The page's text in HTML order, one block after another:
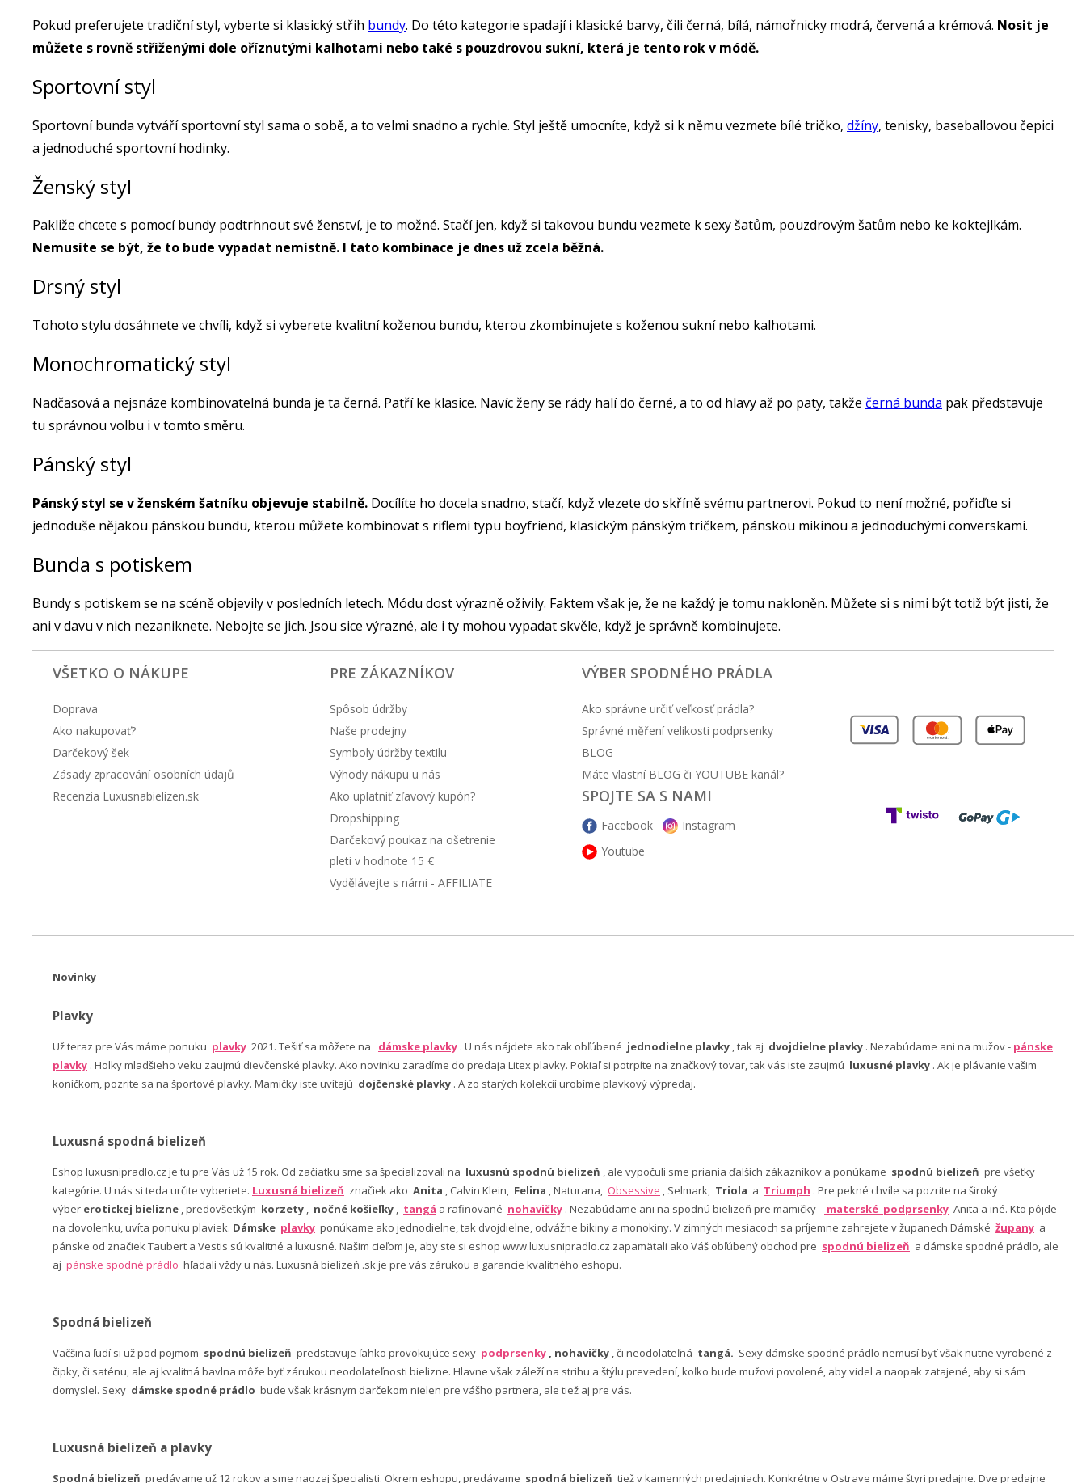
Pokud preferujete tradiční styl, vyberte si klasický střih bundy. Do této kategorie spadají i klasické barvy, čili černá, bílá, námořnicky modrá, červená a krémová. Nosit je
můžete s rovně střiženými dole oříznutými kalhotami nebo také s pouzdrovou sukní, která je tento rok v módě.
Sportovní styl
Sportovní bunda vytváří sportovní styl sama o sobě, a to velmi snadno a rychle. Styl ještě umocníte, když si k němu vezmete bílé tričko, džíny, tenisky, baseballovou čepici
a jednoduché sportovní hodinky.
Ženský styl
Pakliže chcete s pomocí bundy podtrhnout své ženství, je to možné. Stačí jen, když si takovou bundu vezmete k sexy šatům, pouzdrovým šatům nebo ke koktejlkám.
Nemusíte se být, že to bude vypadat nemístně. I tato kombinace je dnes už zcela běžná.
Drsný styl
Tohoto stylu dosáhnete ve chvíli, když si vyberete kvalitní koženou bundu, kterou zkombinujete s koženou sukní nebo kalhotami.
Monochromatický styl
Nadčasová a nejsnáze kombinovatelná bunda je ta černá. Patří ke klasice. Navíc ženy se rády halí do černé, a to od hlavy až po paty, takže černá bunda pak představuje
tu správnou volbu i v tomto směru.
Pánský styl
Pánský styl se v ženském šatníku objevuje stabilně. Docílíte ho docela snadno, stačí, když vlezete do skříně svému partnerovi. Pokud to není možné, pořiďte si
jednoduše nějakou pánskou bundu, kterou můžete kombinovat s riflemi typu boyfriend, klasickým pánským tričkem, pánskou mikinou a jednoduchými converskami.
Bunda s potiskem
Bundy s potiskem se na scéně objevily v posledních letech. Módu dost výrazně oživily. Faktem však je, že ne každý je tomu nakloněn. Můžete si s nimi být totiž být jisti, že
ani v davu v nich nezaniknete. Nebojte se jich. Jsou sice výrazné, ale i ty mohou vypadat skvěle, když je správně kombinujete.
VŠETKO O NÁKUPE
Doprava
Ako nakupovať?
Darčekový šek
Zásady zpracování osobních údajů
Recenzia Luxusnabielizen.sk
PRE ZÁKAZNÍKOV
Spôsob údržby
Naše prodejny
Symboly údržby textilu
Výhody nákupu u nás
Ako uplatniť zľavový kupón?
Dropshipping
Darčekový poukaz na ošetrenie
pleti v hodnote 15 €
Vydělávejte s námi - AFFILIATE
VÝBER SPODNÉHO PRÁDLA
Ako správne určiť veľkosť prádla?
Správné měření velikosti podprsenky
BLOG
Máte vlastní BLOG či YOUTUBE kanál?
SPOJTE SA S NAMI
Facebook
Instagram
Youtube
Novinky
Plavky
Už teraz pre Vás máme ponuku plavky 2021. Tešiť sa môžete na dámske plavky . U nás nájdete ako tak obľúbené jednodielne plavky , tak aj dvojdielne plavky . Nezabúdame ani na mužov - pánske
plavky . Holky mladšieho veku zaujmú dievčenské plavky. Ako novinku zaradíme do predaja Litex plavky. Pokiaľ si potrpíte na značkový tovar, tak vás iste zaujmú luxusné plavky . Ak je plávanie vašim
koníčkom, pozrite sa na športové plavky. Mamičky iste uvítajú dojčenské plavky . A zo starých kolekcií urobíme plavkový výpredaj.
Luxusná spodná bielizeň
Eshop luxusnipradlo.cz je tu pre Vás už 15 rok. Od začiatku sme sa špecializovali na luxusnú spodnú bielizeň , ale vypočuli sme priania ďalších zákazníkov a ponúkame spodnú bielizeň pre všetky
kategórie. U nás si teda určite vyberiete. Luxusná bielizeň značiek ako Anita , Calvin Klein, Felina , Naturana, Obsessive , Selmark, Triola a Triumph . Pre pekné chvíle sa pozrite na široký
výber erotickej bielizne , predovšetkým korzety , nočné košieľky , tangá a rafinované nohavičky . Nezabúdame ani na spodnú bielizeň pre mamičky - materské podprsenky Anita a iné. Kto pôjde
na dovolenku, uvíta ponuku plaviek. Dámske plavky ponúkame ako jednodielne, tak dvojdielne, odvážne bikiny a monokiny. V zimných mesiacoch sa príjemne zahrejete v županech.Dámské župany a
pánske od značiek Taubert a Vestis sú kvalitné a luxusné. Našim cieľom je, aby ste si eshop www.luxusnipradlo.cz zapamätali ako Váš obľúbený obchod pre spodnú bielizeň a dámske spodné prádlo, ale
aj pánske spodné prádlo hľadali vždy u nás. Luxusná bielizeň .sk je pre vás zárukou a garancie kvalitného eshopu.
Spodná bielizeň
Väčšina ľudí si už pod pojmom spodnú bielizeň predstavuje ľahko provokujúce sexy podprsenky , nohavičky , či neodolateľná tangá. Sexy dámske spodné prádlo nemusí byť však nutne vyrobené z
čipky, či saténu, ale aj kvalitná bavlna môže byť zárukou neodolateľnosti bielizne. Hlavne však záleží na strihu a štýlu prevedení, koľko bude mužovi povolené, aby videl a naopak zatajené, aby si sám
domyslel. Sexy dámske spodné prádlo bude však krásnym darčekom nielen pre vášho partnera, ale tiež aj pre vás.
Luxusná bielizeň a plavky
Spodná bielizeň predávame už 12 rokov a sme naozaj špecialisti. Okrem eshopu, predávame spodná bielizeň tiež v kamenných predajniach. Konkrétne v Ostrave máme štyri predajne. Dve predajne